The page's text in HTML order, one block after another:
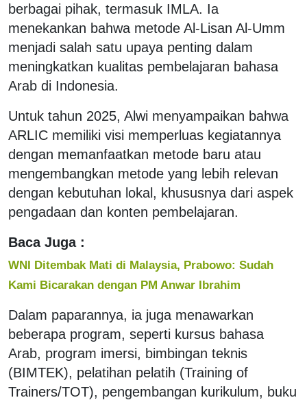
berbagai pihak, termasuk IMLA. Ia
menekankan bahwa metode Al-Lisan Al-Umm
menjadi salah satu upaya penting dalam
meningkatkan kualitas pembelajaran bahasa
Arab di Indonesia.
Untuk tahun 2025, Alwi menyampaikan bahwa
ARLIC memiliki visi memperluas kegiatannya
dengan memanfaatkan metode baru atau
mengembangkan metode yang lebih relevan
dengan kebutuhan lokal, khususnya dari aspek
pengadaan dan konten pembelajaran.
Baca Juga :
WNI Ditembak Mati di Malaysia, Prabowo: Sudah
Kami Bicarakan dengan PM Anwar Ibrahim
Dalam paparannya, ia juga menawarkan
beberapa program, seperti kursus bahasa
Arab, program imersi, bimbingan teknis
(BIMTEK), pelatihan pelatih (Training of
Trainers/TOT), pengembangan kurikulum, buku